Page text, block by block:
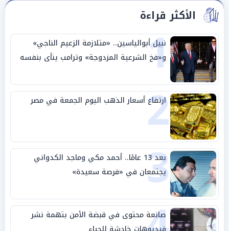
الأكثر قراءة
1
نبيل أبوالياسين.. «متلازمة الزعيم الناجي»
و«فخ الشرعية المزدوجة» وترامب ينأى بنفسه
وحليفه في «ميتم استراتيجي»
2
ارتفاع أسعار الذهب اليوم الجمعة في مصر
3 بعد 13 عامًا.. أحمد مكي وماجد الكدواني
يجتمعان في «فرصة سعيدة»
صانعة محتوى في قبضة الأمن بتهمة نشر